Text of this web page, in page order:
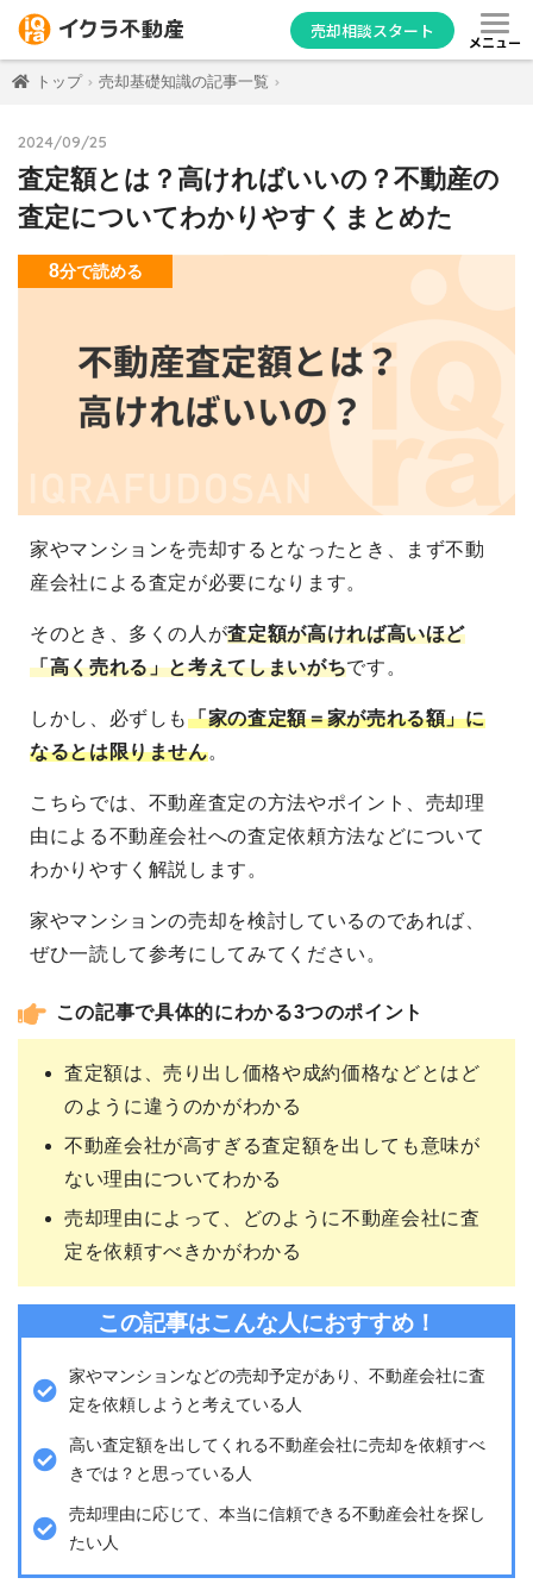
売却相談スタート
メニュー
トップ 売却基礎知識の記事一覧
2024/09/25
査定額とは？高ければいいの？不動産の
査定についてわかりやすくまとめた
8分で読める
家やマンションを売却するとなったとき、まず不動
産会社による査定が必要になります。
そのとき、多くの人が査定額が高ければ高いほど
「高く売れる」と考えてしまいがちです。
しかし、必ずしも「家の査定額＝家が売れる額」に
なるとは限りません。
こちらでは、不動産査定の方法やポイント、売却理
由による不動産会社への査定依頼方法などについて
わかりやすく解説します。
家やマンションの売却を検討しているのであれば、
ぜひ一読して参考にしてみてください。
この記事で具体的にわかる3つのポイント
査定額は、売り出し価格や成約価格などとはど
のように違うのかがわかる
不動産会社が高すぎる査定額を出しても意味が
ない理由についてわかる
売却理由によって、どのように不動産会社に査
定を依頼すべきかがわかる
この記事はこんな人におすすめ！
家やマンションなどの売却予定があり、不動産会社に査
定を依頼しようと考えている人
高い査定額を出してくれる不動産会社に売却を依頼すべ
きでは？と思っている人
売却理由に応じて、本当に信頼できる不動産会社を探し
たい人